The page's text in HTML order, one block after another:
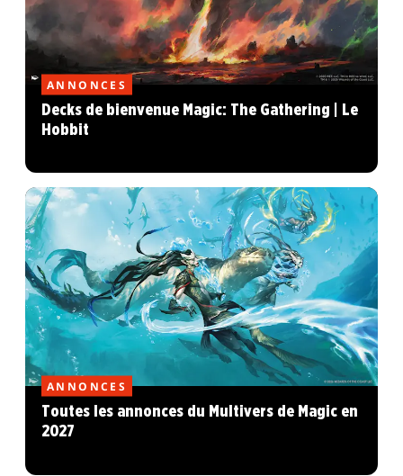
ANNONCES
Decks de bienvenue Magic: The Gathering | Le
Hobbit
ANNONCES
Toutes les annonces du Multivers de Magic en
2027